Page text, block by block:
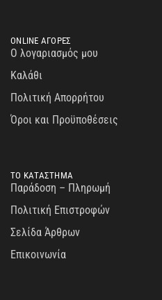
ONLINE ΑΓΟΡΕΣ
Ο λογαριασμός μου
Καλάθι
Πολιτική Απορρήτου
Όροι και Προϋποθέσεις
ΤΟ ΚΑΤΑΣΤΗΜΑ
Παράδοση – Πληρωμή
Πολιτική Επιστροφών
Σελίδα Άρθρων
Επικοινωνία